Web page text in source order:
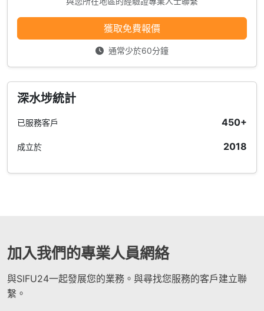
獲取免費報價
通常少於60分鐘
深水埗統計
已服務客戶 450+
成立於 2018
加入我們的專業人員網絡
與SIFU24一起發展您的業務。與尋找您服務的客戶建立聯
繫。